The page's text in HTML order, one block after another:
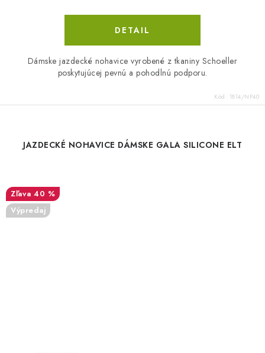
DETAIL
Dámske jazdecké nohavice vyrobené z tkaniny Schoeller
poskytujúcej pevnú a pohodlnú podporu.
Kód: 1814/NP40
JAZDECKÉ NOHAVICE DÁMSKE GALA SILICONE ELT
40 %
Výpredaj